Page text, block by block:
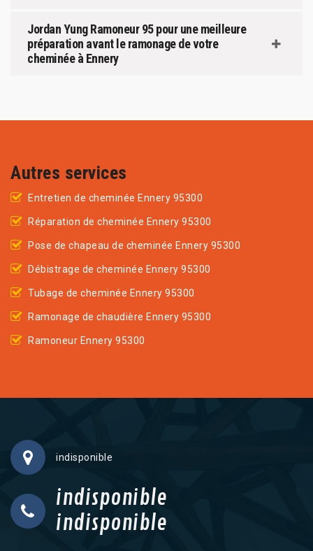
Jordan Yung Ramoneur 95 pour une meilleure
préparation avant le ramonage de votre
cheminée à Ennery
Autres services
Entretien de cheminée Ennery 95300
Réparation de cheminée Ennery 95300
Pose de chapeau de cheminée Ennery 95300
Débistrage de cheminée Ennery 95300
Tubage de cheminée Ennery 95300
Ramonage de chaudière Ennery 95300
Ramoneur Ennery 95300
indisponible
indisponible
indisponible